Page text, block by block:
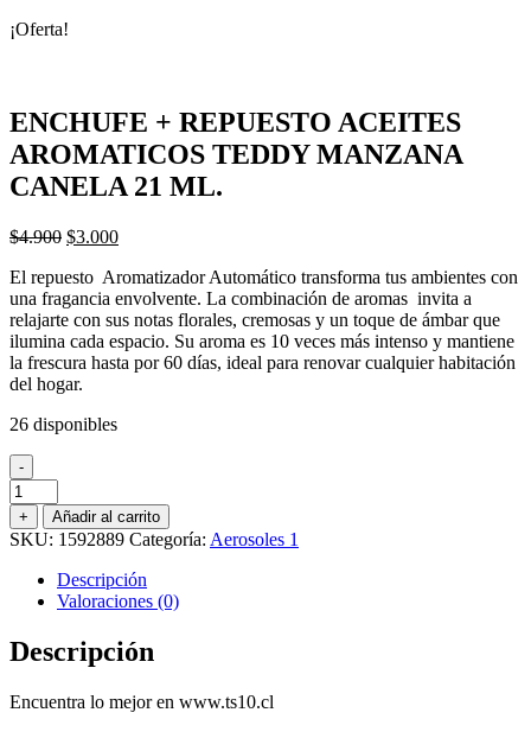
¡Oferta!
ENCHUFE + REPUESTO ACEITES
AROMATICOS TEDDY MANZANA
CANELA 21 ML.
$4.900 El
original
era:
$4.900.
$3.000El
actual
es:
$3.000.
El repuesto Aromatizador Automático transforma tus ambientes con
una fragancia envolvente. La combinación de aromas invita a
relajarte con sus notas florales, cremosas y un toque de ámbar que
ilumina cada espacio. Su aroma es 10 veces más intenso y mantiene
la frescura hasta por 60 días, ideal para renovar cualquier habitación
del hogar.
26 disponibles
-
ENCHUFE
+
REPUESTO
ACEITES
AROMATICOS
TEDDY
MANZANA
CANELA
21
cantidad
+ Añadir al carrito
SKU: 1592889 Categoría: Aerosoles 1
Descripción
Valoraciones (0)
Descripción
Encuentra lo mejor en www.ts10.cl